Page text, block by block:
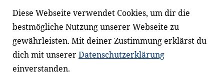
einem erfolgreichen Berufsleben. Viele
Kinder und Jugendliche in Deutschland
haben aber große Schwierigkeiten dabei.
Unser Angebot richtet sich deshalb gezielt
an Familien sowie an Erzieher*innen,
Diese Webseite verwendet Cookies, um dir die
bestmögliche Nutzung unserer Webseite zu
gewährleisten. Mit deiner Zustimmung erklärst du
dich mit unsererDatenschutzerklärung
einverstanden.